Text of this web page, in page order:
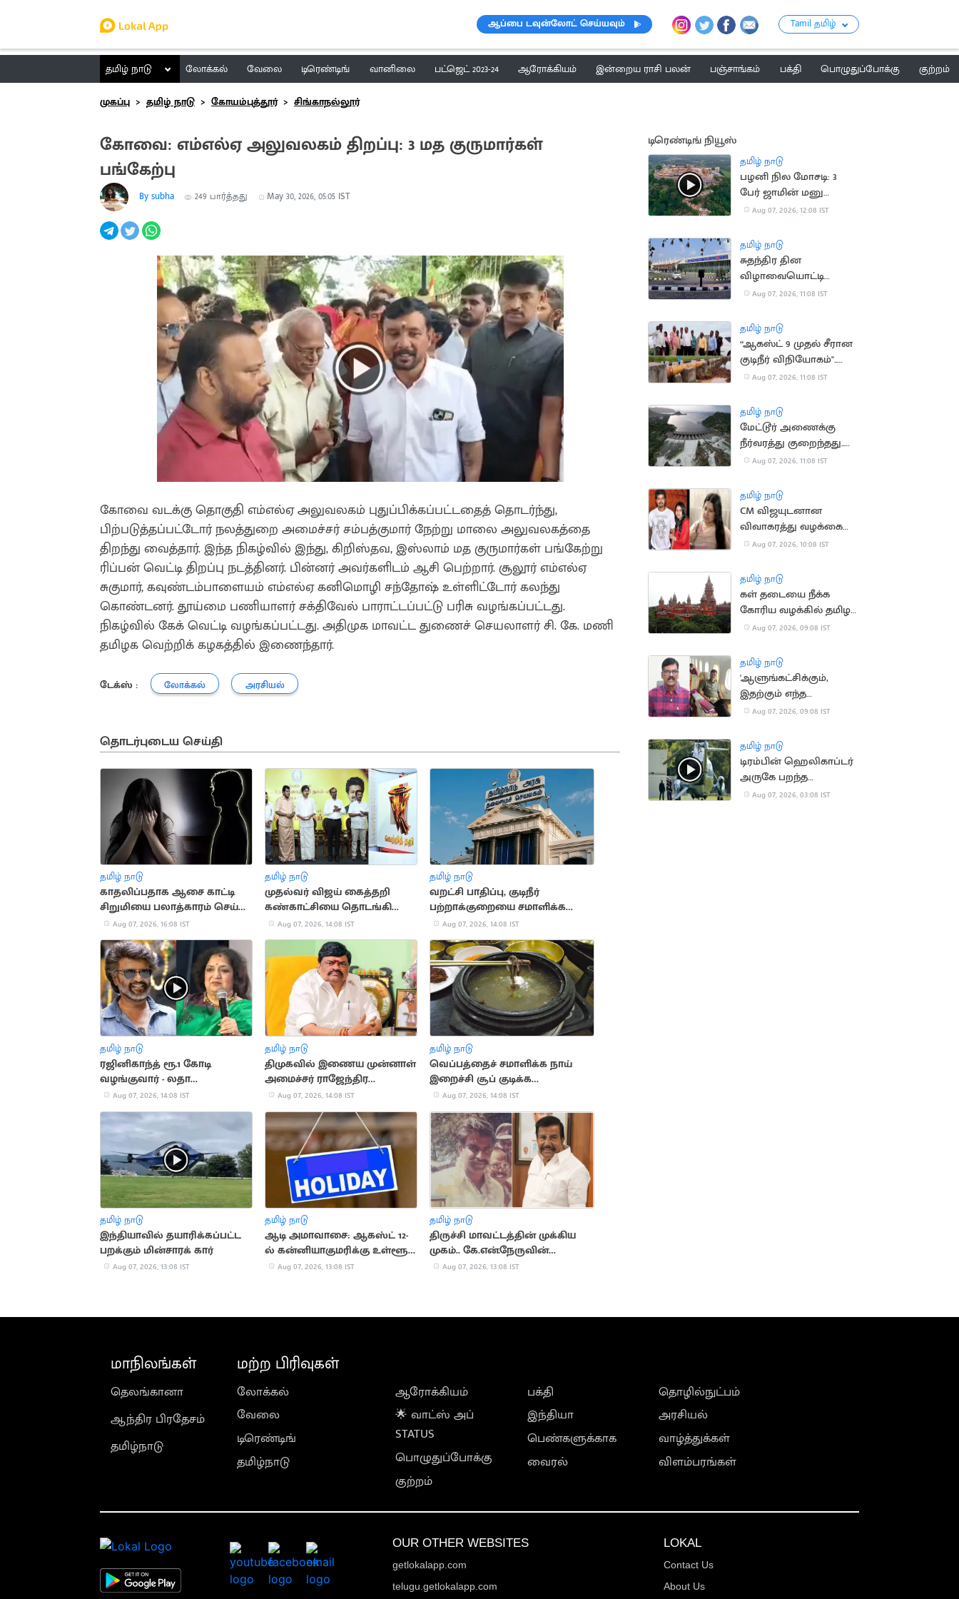
ஆப்பை டவுன்லோட் செய்யவும் Tamil தமிழ்
தமிழ் நாடு லோக்கல் வேலை டிரெண்டிங் வானிலை பட்ஜெட் 2023-24 ஆரோக்கியம் இன்றைய ராசி பலன் பஞ்சாங்கம் பக்தி பொழுதுப்போக்கு
குற்றம்
முகப்பு
தமிழ் நாடு கோயம்புத்தூர் சிங்காநல்லூர்
கோவை: எம்எல்ஏ அலுவலகம் திறப்பு: 3 மத குருமார்கள்
பங்கேற்பு
By subha 249 பார்த்தது May 30, 2026, 05:05 IST
கோவை வடக்கு தொகுதி எம்எல்ஏ அலுவலகம் புதுப்பிக்கப்பட்டதைத் தொடர்ந்து,
பிற்படுத்தப்பட்டோர் நலத்துறை அமைச்சர் சம்பத்குமார் நேற்று மாலை அலுவலகத்தை
திறந்து வைத்தார். இந்த நிகழ்வில் இந்து, கிறிஸ்தவ, இஸ்லாம் மத குருமார்கள் பங்கேற்று
ரிப்பன் வெட்டி திறப்பு நடத்தினர். பின்னர் அவர்களிடம் ஆசி பெற்றார். சூலூர் எம்எல்ஏ
சுகுமார், கவுண்டம்பாளையம் எம்எல்ஏ கனிமொழி சந்தோஷ் உள்ளிட்டோர் கலந்து
கொண்டனர். தூய்மை பணியாளர் சக்திவேல் பாராட்டப்பட்டு பரிசு வழங்கப்பட்டது.
நிகழ்வில் கேக் வெட்டி வழங்கப்பட்டது. அதிமுக மாவட்ட துணைச் செயலாளர் சி. கே. மணி
தமிழக வெற்றிக் கழகத்தில் இணைந்தார்.
டேக்ஸ் : லோக்கல் அரசியல்
தொடர்புடைய செய்தி
தமிழ் நாடு
காதலிப்பதாக ஆசை காட்டி
சிறுமியை பலாத்காரம் செய்த
சிறுவன்
Aug 07, 2026, 16:08 IST
தமிழ் நாடு
முதல்வர் விஜய் கைத்தறி
கண்காட்சியை தொடங்கி
வைத்தார்
Aug 07, 2026, 14:08 IST
தமிழ் நாடு
வறட்சி பாதிப்பு, குடிநீர்
பற்றாக்குறையை சமாளிக்க
ரூ.288.97 கோடி நிதி ஒதுக்கீடு
Aug 07, 2026, 14:08 IST
தமிழ் நாடு
ரஜினிகாந்த் ரூ.1 கோடி
வழங்குவார் - லதா
ரஜினிகாந்த்
Aug 07, 2026, 14:08 IST
தமிழ் நாடு
திமுகவில் இணைய முன்னாள்
அமைச்சர் ராஜேந்திர
பாலாஜிக்கு நெருக்கடி?
Aug 07, 2026, 14:08 IST
தமிழ் நாடு
வெப்பத்தைச் சமாளிக்க நாய்
இறைச்சி சூப் குடிக்க
அறிவுறுத்தல்
Aug 07, 2026, 14:08 IST
தமிழ் நாடு
இந்தியாவில் தயாரிக்கப்பட்ட
பறக்கும் மின்சாரக் கார்
Aug 07, 2026, 13:08 IST
தமிழ் நாடு
ஆடி அமாவாசை: ஆகஸ்ட் 12-
ல் கன்னியாகுமரிக்கு உள்ளூர்
விடுமுறை!
Aug 07, 2026, 13:08 IST
தமிழ் நாடு
திருச்சி மாவட்டத்தின் முக்கிய
முகம்.. கே.என்.நேருவின்
அரசியல் பாதை
Aug 07, 2026, 13:08 IST
டிரெண்டிங் நியூஸ்
தமிழ் நாடு
பழனி நில மோசடி: 3
பேர் ஜாமின் மனு
தள்ளுபடி
Aug 07, 2026, 12:08 IST
தமிழ் நாடு
சுதந்திர தின
விழாவையொட்டி
விமான நிலையத்துக்கு
செல்ல தடை
Aug 07, 2026, 11:08 IST
தமிழ் நாடு
“ஆகஸ்ட் 9 முதல் சீரான
குடிநீர் விநியோகம்"..
தூத்துக்குடி மேயர் உறுதி
Aug 07, 2026, 11:08 IST
தமிழ் நாடு
மேட்டூர் அணைக்கு
நீர்வரத்து குறைந்தது..
13,674 கன அடியாக சரிவு
Aug 07, 2026, 11:08 IST
தமிழ் நாடு
CM விஜயுடனான
விவாகரத்து வழக்கை
வாபஸ் வாங்கினார்
Aug 07, 2026, 10:08 IST
தமிழ் நாடு
கள் தடையை நீக்க
கோரிய வழக்கில் தமிழக
அரசு பதிலளிக்க
Aug 07, 2026, 09:08 IST
தமிழ் நாடு
'ஆளுங்கட்சிக்கும்,
இதற்கும் எந்த
சம்பந்தமும் இல்லை' -
Aug 07, 2026, 09:08 IST
தமிழ் நாடு
டிரம்பின் ஹெலிகாப்டர்
அருகே பறந்த
பயணிகள் விமானம்
Aug 07, 2026, 03:08 IST
மாநிலங்கள்
தெலங்கானா
ஆந்திர பிரதேசம்
தமிழ்நாடு
மற்ற பிரிவுகள்
லோக்கல்
வேலை
டிரெண்டிங்
தமிழ்நாடு
ஆரோக்கியம்
🌟 வாட்ஸ் அப்
STATUS
பொழுதுப்போக்கு
குற்றம்
பக்தி
இந்தியா
பெண்களுக்காக
வைரல்
தொழில்நுட்பம்
அரசியல்
வாழ்த்துக்கள்
விளம்பரங்கள்
OUR OTHER WEBSITES
getlokalapp.com
telugu.getlokalapp.com
LOKAL
Contact Us
About Us